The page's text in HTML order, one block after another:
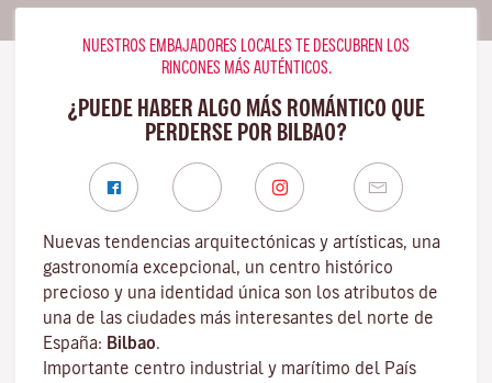
NUESTROS EMBAJADORES LOCALES TE DESCUBREN LOS
RINCONES MÁS AUTÉNTICOS.
¿PUEDE HABER ALGO MÁS ROMÁNTICO QUE
PERDERSE POR BILBAO?
Nuevas tendencias arquitectónicas y artísticas, una
gastronomía excepcional, un centro histórico
precioso y una identidad única son los atributos de
una de las ciudades más interesantes del norte de
España: Bilbao.
Importante centro industrial y marítimo del País